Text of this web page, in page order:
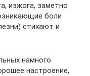
изжога, заметно
боли
стихают и
намного
настроение,